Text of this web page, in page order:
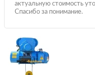
актуальную стоимость
Спасибо за понимание.